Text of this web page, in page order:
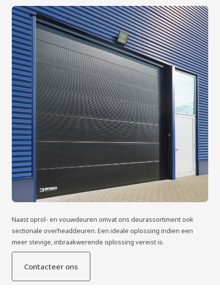
Naast oprol- en vouwdeuren omvat ons deurassortiment ook
sectionale overheaddeuren. Een ideale oplossing indien een
meer stevige, inbraakwerende oplossing vereist is.
Contacteer ons